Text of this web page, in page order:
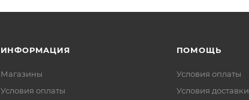
ИНФОРМАЦИЯ
Магазины
Условия оплаты
ПОМОЩЬ
Условия оплаты
Условия доставки